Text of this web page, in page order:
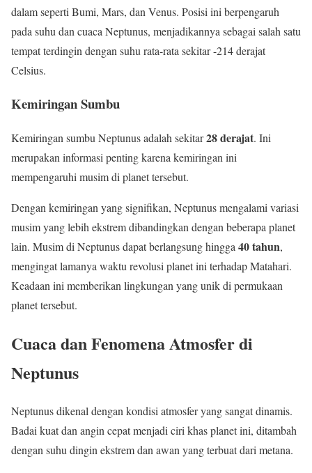
dalam seperti Bumi, Mars, dan Venus. Posisi ini berpengaruh
pada suhu dan cuaca Neptunus, menjadikannya sebagai salah satu
tempat terdingin dengan suhu rata-rata sekitar -214 derajat
Celsius.
Kemiringan Sumbu
Kemiringan sumbu Neptunus adalah sekitar28 derajat. Ini
merupakan informasi penting karena kemiringan ini
mempengaruhi musim di planet tersebut.
Dengan kemiringan yang signifikan, Neptunus mengalami variasi
musim yang lebih ekstrem dibandingkan dengan beberapa planet
lain. Musim di Neptunus dapat berlangsung hingga 40 tahun,
mengingat lamanya waktu revolusi planet ini terhadap Matahari.
Keadaan ini memberikan lingkungan yang unik di permukaan
planet tersebut.
Cuaca dan Fenomena Atmosfer di
Neptunus
Neptunus dikenal dengan kondisi atmosfer yang sangat dinamis.
Badai kuat dan angin cepat menjadi ciri khas planet ini, ditambah
dengan suhu dingin ekstrem dan awan yang terbuat dari metana.